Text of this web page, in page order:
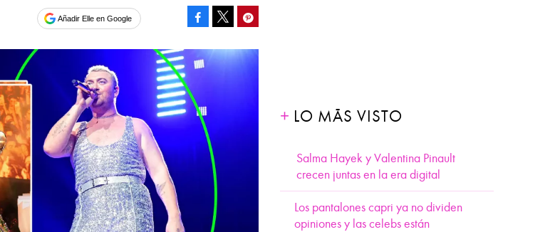
LO MÁS VISTO
Salma Hayek y Valentina Pinault
crecen juntas en la era digital
Los pantalones capri ya no dividen
opiniones y las celebs están
Añadir Elle en Google Facebook